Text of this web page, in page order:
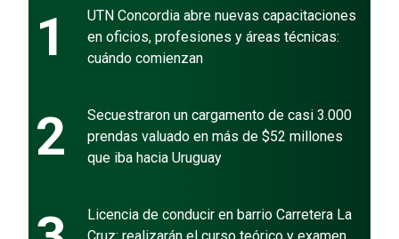
1
UTN Concordia abre nuevas capacitaciones
en oficios, profesiones y áreas técnicas:
cuándo comienzan
2
Secuestraron un cargamento de casi 3.000
prendas valuado en más de $52 millones
que iba hacia Uruguay
Licencia de conducir en barrio Carretera La
Cruz: realizarán el curso teórico y examen